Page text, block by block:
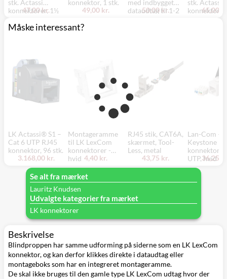
stk. Actassi
konnektorer, 1½
47,00 kr.
konnektor, 1 stk.
49,00 kr.
med indbygget
dataudtag til 1-2
50,00 kr.
stk. Actassi
65,00
Måske interessant?
LK Actassi® S1 –
Cat 6 UTP RJ45
konnektor, 96 stk.
3.168,00 kr.
Montageramme
til LK LexCom
konnektorer -
hvid 4,40 kr.
RJ45 stik, CAT6A,
skærmet, Tool-
Less, metal
43,75 kr.
Lan-Com –
Keystone
konnektor,
UTP, hvid
36,25
Se alt fra mærket
Lauritz Knudsen
Udvalgte kategorier fra mærket
LK konnektorer
Beskrivelse
Blindproppen har samme udforming på siderne som en LK LexCom
konnektor, og kan derfor klikkes direkte i dataudtag eller
montageboks som har en integreret montageramme.
De skal ikke bruges til den gamle type LK LexCom udtag hvor der